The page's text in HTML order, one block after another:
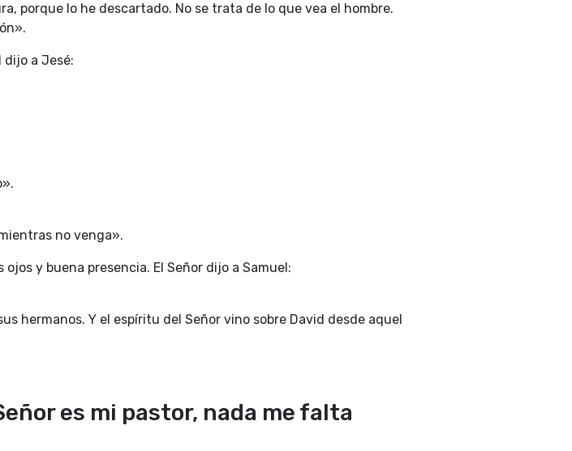
porque lo he descartado. No se trata de lo que vea el hombre.
dijo a Jesé:
no venga».
y buena presencia. El Señor dijo a Samuel:
hermanos. Y el espíritu del Señor vino sobre David desde aquel
es mi pastor, nada me falta